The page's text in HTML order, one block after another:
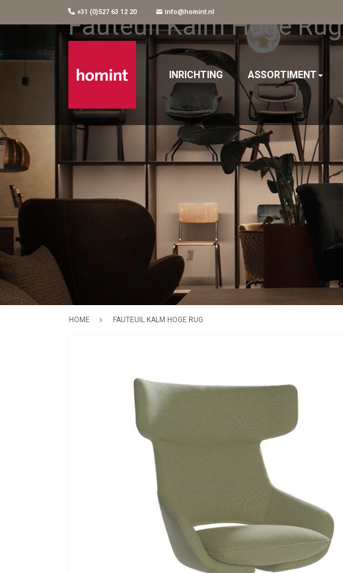
+31 (0)527 63 12 20 info@homint.nl
INRICHTING ASSORTIMENT
Fauteuil Kalm Hoge Rug
HOME FAUTEUIL KALM HOGE RUG